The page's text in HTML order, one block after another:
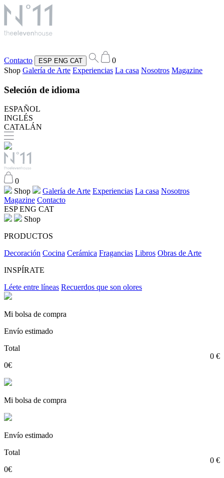
Contacto ESP ENG CAT
0
Shop Galería de Arte Experiencias La casa Nosotros Magazine
Seleción de idioma
ESPAÑOL
INGLÉS
CATALÁN
0
Shop
Galería de Arte Experiencias La casa Nosotros
Magazine Contacto
ESP ENG CAT
Shop
PRODUCTOS
Decoración Cocina Cerámica Fragancias Libros Obras de Arte
INSPÍRATE
Léete entre líneas Recuerdos que son olores
Mi bolsa de compra
Envío estimado
0 €
Total
0€
Mi bolsa de compra
Envío estimado
0 €
Total
0€